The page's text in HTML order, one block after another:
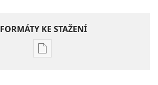
FORMÁTY KE STAŽENÍ
Formáty